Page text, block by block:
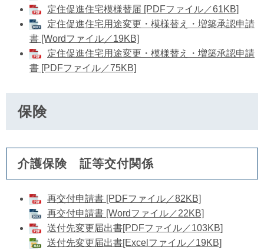
定住促進住宅模様替届 [PDFファイル／61KB]
定住促進住宅用途変更・模様替え・増築承認申請
書 [Wordファイル／19KB]
定住促進住宅用途変更・模様替え・増築承認申請
書 [PDFファイル／75KB]
保険
介護保険 証等交付関係
再交付申請書 [PDFファイル／82KB]
再交付申請書 [Wordファイル／22KB]
送付先変更届出書[PDFファイル／103KB]
​送付先変更届出書[Excelファイル／19KB]